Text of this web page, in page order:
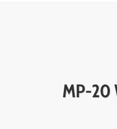
MP-20